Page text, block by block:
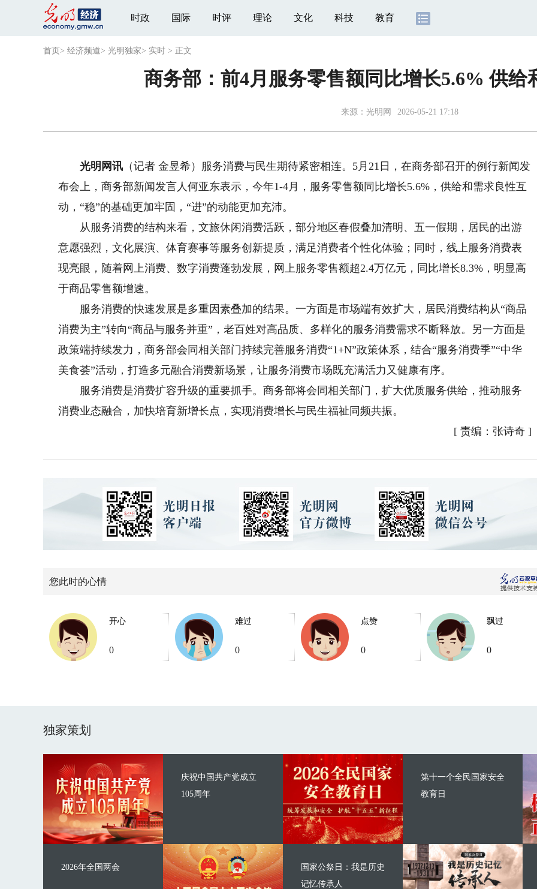
时政 国际 时评 理论 文化 科技 教育
首页 > 经济频道> 光明独家> 实时 > 正文
商务部：前4月服务零售额同比增长5.6% 供给
来源： 光明网 2026-05-21 17:18
光明网讯 （记者 金昱希）服务消费与民生期待紧密相连。5月21日，在商务部召开的例行新闻发
布会上，商务部新闻发言人何亚东表示，今年1-4月，服务零售额同比增长5.6%，供给和需求良性互
动，“稳”的基础更加牢固，“进”的动能更加充沛。
从服务消费的结构来看，文旅休闲消费活跃，部分地区春假叠加清明、五一假期，居民的出游
意愿强烈，文化展演、体育赛事等服务创新提质，满足消费者个性化体验；同时，线上服务消费表
现亮眼，随着网上消费、数字消费蓬勃发展，网上服务零售额超2.4万亿元，同比增长8.3%，明显高
于商品零售额增速。
服务消费的快速发展是多重因素叠加的结果。一方面是市场端有效扩大，居民消费结构从“商品
消费为主”转向“商品与服务并重”，老百姓对高品质、多样化的服务消费需求不断释放。另一方面是
政策端持续发力，商务部会同相关部门持续完善服务消费“1+N”政策体系，结合“服务消费季”“中华
美食荟”活动，打造多元融合消费新场景，让服务消费市场既充满活力又健康有序。
服务消费是消费扩容升级的重要抓手。商务部将会同相关部门，扩大优质服务供给，推动服务
消费业态融合，加快培育新增长点，实现消费增长与民生福祉同频共振。
[ 责编：张诗奇 ]
您此时的心情
开心
0
难过
0
点赞
0
飘过
0
独家策划
庆祝中国共产党成立
105周年
2026年全国两会
第十一个全民国家安全
教育日
国家公祭日：我是历史
记忆传承人